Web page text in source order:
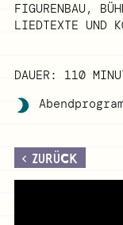
FIGURENBAU,
LIEDTEXTE UND
DAUER: 110
ZURÜCK